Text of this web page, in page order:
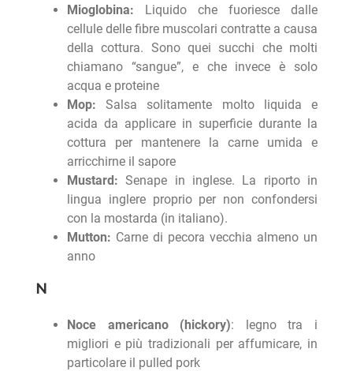
Mioglobina: Liquido che fuoriesce dalle
cellule delle fibre muscolari contratte a causa
della cottura. Sono quei succhi che molti
chiamano “sangue”, e che invece è solo
acqua e proteine
Mop: Salsa solitamente molto liquida e
acida da applicare in superficie durante la
cottura per mantenere la carne umida e
arricchirne il sapore
Mustard: Senape in inglese. La riporto in
lingua inglere proprio per non confondersi
con la mostarda (in italiano).
Mutton: Carne di pecora vecchia almeno un
anno
N
Noce americano (hickory): legno tra i
migliori e più tradizionali per affumicare, in
particolare il pulled pork